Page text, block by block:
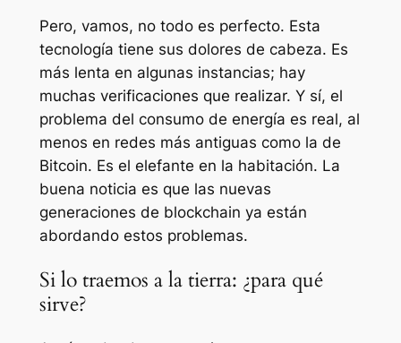
Pero, vamos, no todo es perfecto. Esta
tecnología tiene sus dolores de cabeza. Es
más lenta en algunas instancias; hay
muchas verificaciones que realizar. Y sí, el
problema del consumo de energía es real, al
menos en redes más antiguas como la de
Bitcoin. Es el elefante en la habitación. La
buena noticia es que las nuevas
generaciones de blockchain ya están
abordando estos problemas.
Si lo traemos a la tierra: ¿para qué
sirve?